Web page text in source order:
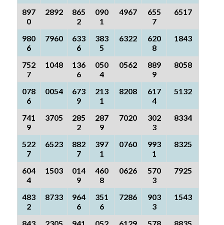
897
0
2892
865
2
090
1
4967
655
7
6517
980
6
7960
633
6
383
5
6322
620
8
1843
752
7
1048
136
6
050
4
0562
889
9
8058
078
6
0054
673
9
213
1
8208
617
4
5132
741
9
3705
285
2
287
9
7020
302
3
8334
522
7
6523
882
7
397
1
0760
993
1
8325
604
4
1503
014
9
460
8
0626
570
3
7925
483
2
8733
964
6
351
6
7286
903
3
1543